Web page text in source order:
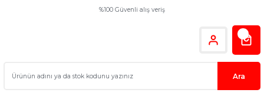
%100 Güvenli alış veriş
Ara